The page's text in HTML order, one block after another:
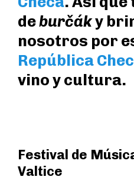
deburčáky
nosotros por
República
vino y cultura.
Festival de
Valtice